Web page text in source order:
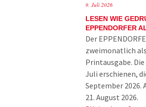
9. Juli 2026
LESEN WIE
EPPENDORFER
Der
zweimonatlich
Printausgabe.
Juli erschienen,
September 2026.
21. August